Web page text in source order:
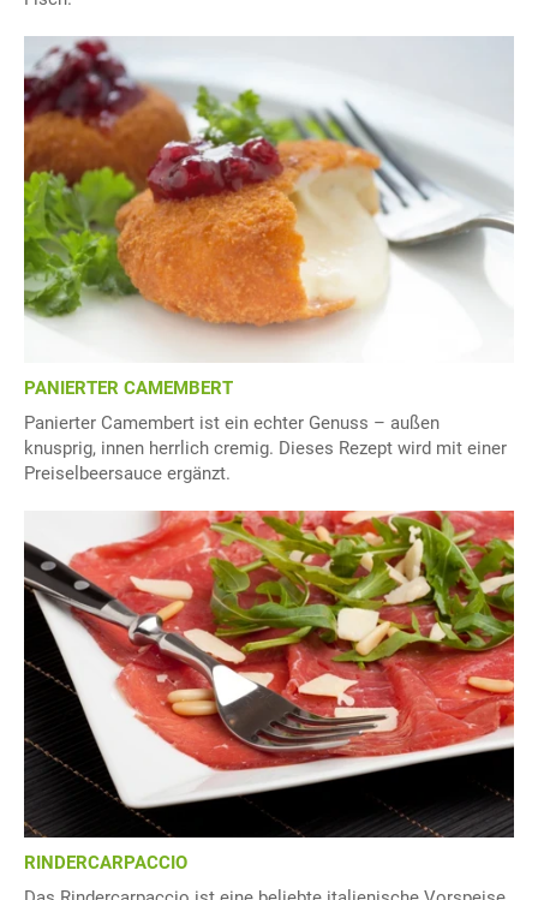
PANIERTER CAMEMBERT
Panierter Camembert ist ein echter Genuss – außen
knusprig, innen herrlich cremig. Dieses Rezept wird mit einer
Preiselbeersauce ergänzt.
RINDERCARPACCIO